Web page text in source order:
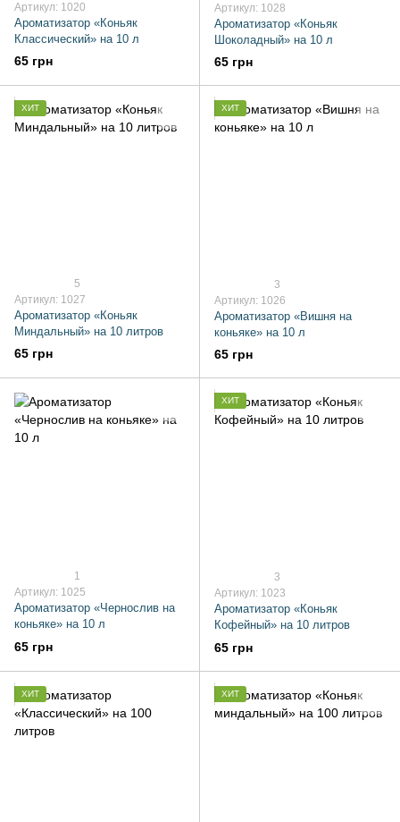
Артикул: 1020
Ароматизатор «Коньяк
Классический» на 10 л
65 грн
Артикул: 1028
Ароматизатор «Коньяк
Шоколадный» на 10 л
65 грн
ХИТ
5
Артикул: 1027
Ароматизатор «Коньяк
Миндальный» на 10 литров
65 грн
ХИТ
3
Артикул: 1026
Ароматизатор «Вишня на
коньяке» на 10 л
65 грн
1
Артикул: 1025
Ароматизатор «Чернослив на
коньяке» на 10 л
65 грн
ХИТ
3
Артикул: 1023
Ароматизатор «Коньяк
Кофейный» на 10 литров
65 грн
ХИТ ХИТ